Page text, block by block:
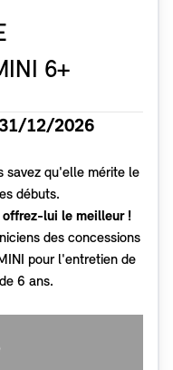
6+
12/2026
savez qu'elle mérite le
débuts.
offrez-lui le meilleur !
des concessions
pour l'entretien de
6 ans.